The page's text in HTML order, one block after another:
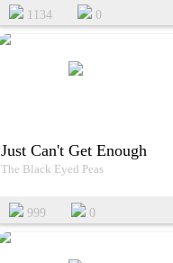
1134 0
Just Can't Get Enough
The Black Eyed Peas
999 0